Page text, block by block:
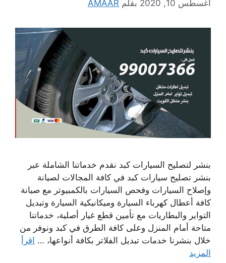
أغسطس 10, 2020 بقلم AMAAR
بنشر لتصليح السيارات كبد نقدم خدماتنا الشاملة عبر
بنشر تصليح سيارات كبد في كافة المجالات لصيانة
وإصلاح السيارات وفحص السيارات بالكمبيوتر مع صيانة
كافة أعطال كهرباء السيارة وميكانيكية السيارة وتبديل
التواير والبطاريات مع تأمين قطع غيار أصلية، خدماتنا
متاحة أمام المنزل وعلى كافة الطرق في كبد ونوفر من
خلال بنشرنا خدمات تبديل الفلاتر بكافة أنواعها، … اقرأ
المزيد